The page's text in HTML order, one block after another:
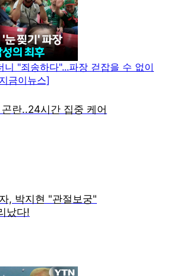
니 "죄송하다"...파장 걷잡을 수 없이
금이뉴스]